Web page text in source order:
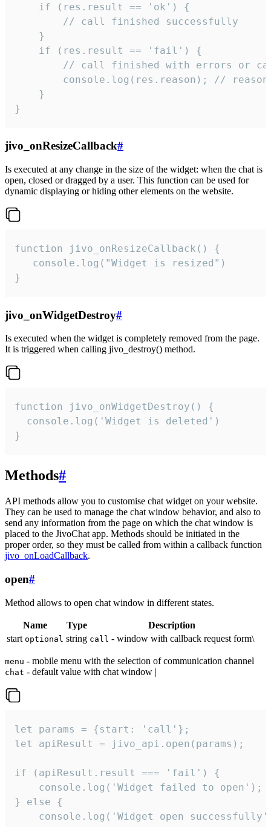
    if (res.result == 'ok') {
        // call finished successfully
    }
    if (res.result == 'fail') {
// call finished with errors or
console.log(res.reason); //
    }
}
jivo_onResizeCallback#
Is executed at any change in the size of the widget: when the chat is
open, closed or dragged by a user. This function can be used for
dynamic displaying or hiding other elements on the website.
function jivo_onResizeCallback() {
   console.log("Widget is resized")
}
jivo_onWidgetDestroy#
Is executed when the widget is completely removed from the page.
It is triggered when calling jivo_destroy() method.
function jivo_onWidgetDestroy() {
  console.log('Widget is deleted')
}
Methods#
API methods allow you to customise chat widget on your website.
They can be used to manage the chat window behavior, and also to
send any information from the page on which the chat window is
placed to the JivoChat app. Methods should be initiated in the
proper order, so they must be called from within a callback function
jivo_onLoadCallback.
open#
Method allows to open chat window in different states.
Name Type
Description
start optional string call - window with callback request form\
menu - mobile menu with the selection of communication channel
chat - default value with chat window |
let params = {start: 'call'};
let apiResult = jivo_api.open(params);
if (apiResult.result === 'fail') {
    console.log('Widget failed to open');
} else {
console.log('Widget open